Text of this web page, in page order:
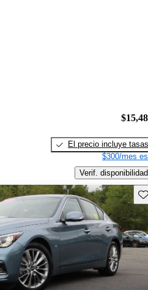
El precio incluye tasas
$300/mes
Verif. disponibilidad